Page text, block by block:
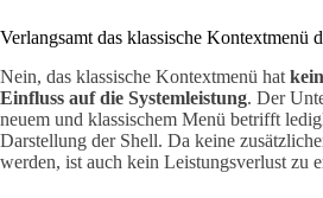
Verlangsamt das klassische Kontextmenü
Nein, das klassische Kontextmenü hat
Einfluss auf die Systemleistung. Der
neuem und klassischem Menü betrifft
Darstellung der Shell. Da keine
werden, ist auch kein Leistungsverlust zu